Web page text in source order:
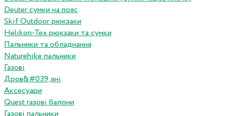
Deuter сумки на пояс
Skif Outdoor рюкзаки
Helikon-Tex рюкзаки та сумки
Пальники та обладнання
Naturehike пальники
Газові
Дров&#039;яні
Аксесуари
Quest газові балони